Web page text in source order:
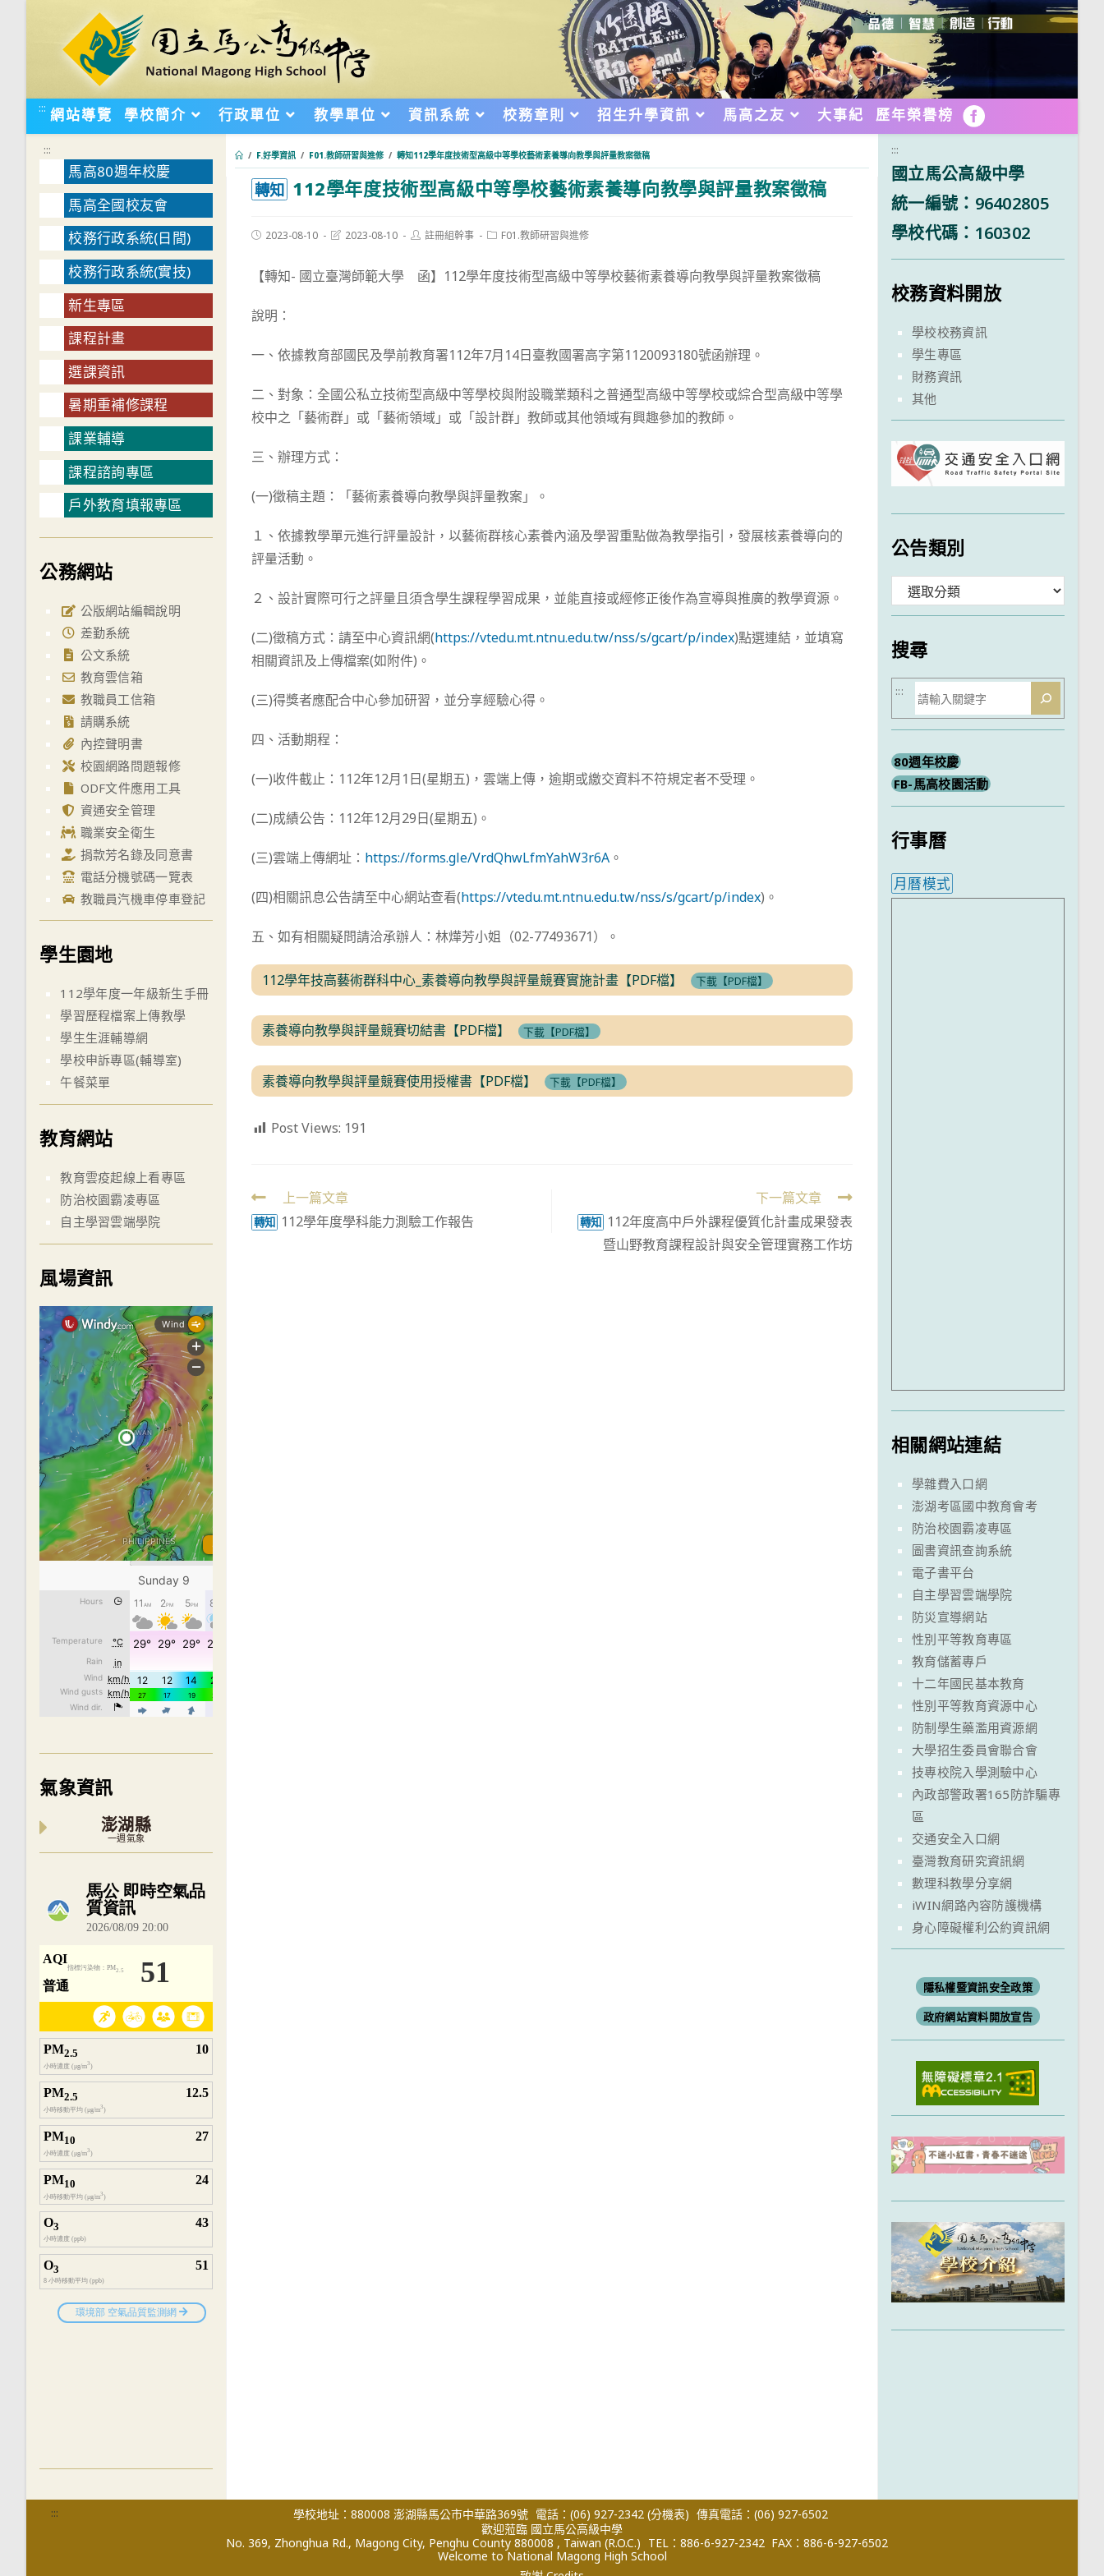
::: 網站導覽 學校簡介 行政單位 教學單位 資訊系統 校務章則 招生升學資訊 馬高之友 大事紀 歷年榮譽榜 FB
/ F.好學資訊 / F01.教師研習與進修 / 轉知112學年度技術型高級中等學校藝術素養導向教學與評量教案徵稿
轉知 112學年度技術型高級中等學校藝術素養導向教學與評量教案徵稿
Post2023-08-10
Post2023-08-10
Post註冊組幹事
PostF01.教師研習與進修
【轉知- 國立臺灣師範大學 函】112學年度技術型高級中等學校藝術素養導向教學與評量教案徵稿
說明：
一、依據教育部國民及學前教育署112年7月14日臺教國署高字第1120093180號函辦理。
二、對象：全國公私立技術型高級中等學校與附設職業類科之普通型高級中等學校或綜合型高級中等學
校中之「藝術群」或「藝術領域」或「設計群」教師或其他領域有興趣參加的教師。
三、辦理方式：
(一)徵稿主題：「藝術素養導向教學與評量教案」。
１、依據教學單元進行評量設計，以藝術群核心素養內涵及學習重點做為教學指引，發展核素養導向的
評量活動。
２、設計實際可行之評量且須含學生課程學習成果，並能直接或經修正後作為宣導與推廣的教學資源。
(二)徵稿方式：請至中心資訊網(https://vtedu.mt.ntnu.edu.tw/nss/s/gcart/p/index)點選連結，並填寫
相關資訊及上傳檔案(如附件)。
(三)得獎者應配合中心參加研習，並分享經驗心得。
四、活動期程：
(一)收件截止：112年12月1日(星期五)，雲端上傳，逾期或繳交資料不符規定者不受理。
(二)成績公告：112年12月29日(星期五)。
(三)雲端上傳網址： https://forms.gle/VrdQhwLfmYahW3r6A 。
(四)相關訊息公告請至中心網站查看(https://vtedu.mt.ntnu.edu.tw/nss/s/gcart/p/index)。
五、如有相關疑問請洽承辦人：林燁芳小姐（02-77493671）。
112學年技高藝術群科中心_素養導向教學與評量競賽實施計畫【PDF檔】 下載【PDF檔】
素養導向教學與評量競賽切結書【PDF檔】 下載【PDF檔】
素養導向教學與評量競賽使用授權書【PDF檔】 下載【PDF檔】
Post Views: 191
Read
more
上一篇文章
轉知 112學年度學科能力測驗工作報告
下一篇文章
轉知 112年度高中戶外課程優質化計畫成果發表
暨山野教育課程設計與安全管理實務工作坊
:::
馬高80週年校慶
馬高全國校友會
校務行政系統(日間)
校務行政系統(實技)
新生專區
課程計畫
選課資訊
暑期重補修課程
課業輔導
課程諮詢專區
戶外教育填報專區
公務網站
公版網站編輯說明
差勤系統
公文系統
教育雲信箱
教職員工信箱
請購系統
內控聲明書
校園網路問題報修
ODF文件應用工具
資通安全管理
職業安全衛生
捐款芳名錄及同意書
電話分機號碼一覽表
教職員汽機車停車登記
學生園地
112學年度一年級新生手冊
學習歷程檔案上傳教學
學生生涯輔導網
學校申訴專區(輔導室)
午餐菜單
教育網站
教育雲疫起線上看專區
防治校園霸凌專區
自主學習雲端學院
風場資訊
氣象資訊
澎湖縣
一週氣象
內嵌空氣品質小工具為視覺預覽，完整即時空氣品質資料請開啟
:::
國立馬公高級中學
統一編號：96402805
學校代碼：160302
校務資料開放
學校校務資訊
學生專區
財務資訊
其他
公告類別
類
搜尋
搜
尋
:::
80週年校慶
FB-馬高校園活動
行事曆
月曆模式
相關網站連結
學雜費入口網
澎湖考區國中教育會考
防治校園霸凌專區
圖書資訊查詢系統
電子書平台
自主學習雲端學院
防災宣導網站
性別平等教育專區
教育儲蓄專戶
十二年國民基本教育
性別平等教育資源中心
防制學生藥濫用資源網
大學招生委員會聯合會
技專校院入學測驗中心
內政部警政署165防詐騙專
區
交通安全入口網
臺灣教育研究資訊網
數理科教學分享網
iWIN網路內容防護機構
身心障礙權利公約資訊網
隱私權暨資訊安全政策
政府網站資料開放宣告
::: 學校地址：880008 澎湖縣馬公市中華路369號 電話：(06) 927-2342 (分機表) 傳真電話：(06) 927-6502
歡迎蒞臨 國立馬公高級中學
No. 369, Zhonghua Rd., Magong City, Penghu County 880008 , Taiwan (R.O.C.) TEL：886-6-927-2342 FAX：886-6-927-6502
Welcome to National Magong High School